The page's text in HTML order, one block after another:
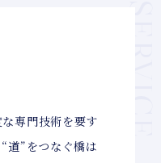
専門技術を要す
道”をつなぐ橋は